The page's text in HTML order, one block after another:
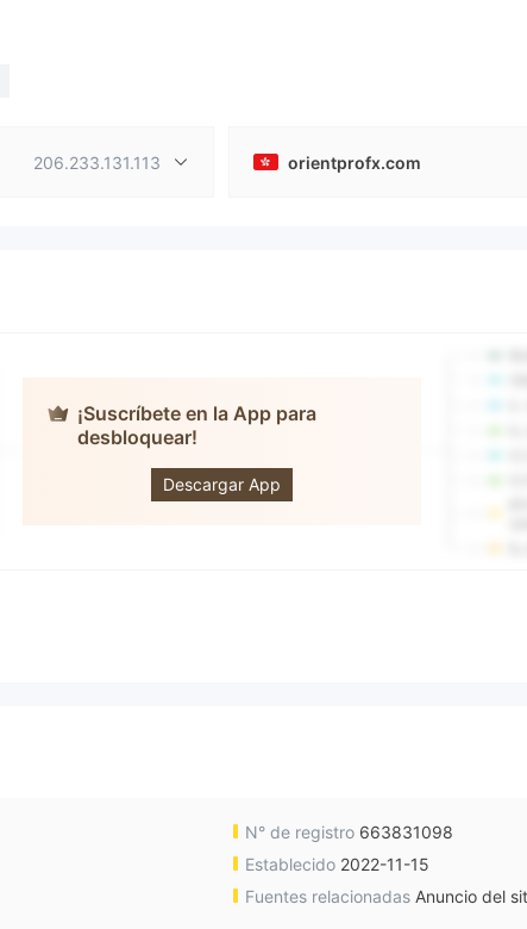
206.233.131.113 orientprofx.com
¡Suscríbete en la App para
desbloquear!
Descargar App
Orient Markets
N° de registro 663831098
Establecido 2022-11-15
Fuentes relacionadas Anuncio del